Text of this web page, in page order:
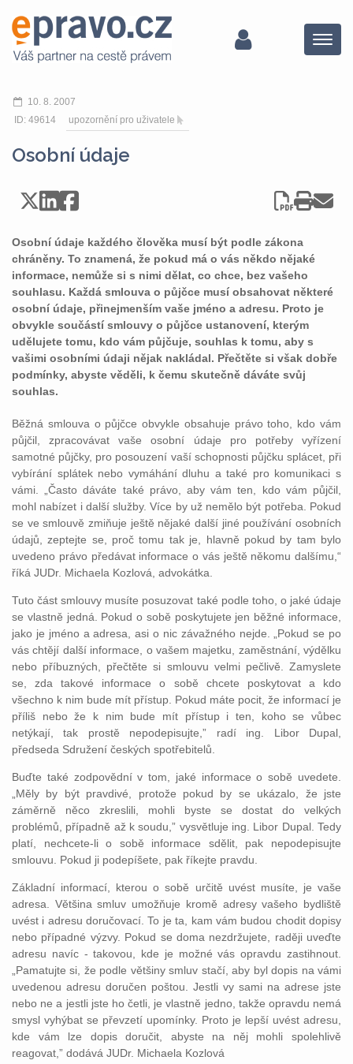
Menu
10. 8. 2007
ID: 49614
upozornění pro uživatele
Osobní údaje
Osobní údaje každého člověka musí být podle zákona
chráněny. To znamená, že pokud má o vás někdo nějaké
informace, nemůže si s nimi dělat, co chce, bez vašeho
souhlasu. Každá smlouva o půjčce musí obsahovat některé
osobní údaje, přinejmenším vaše jméno a adresu. Proto je
obvykle součástí smlouvy o půjčce ustanovení, kterým
udělujete tomu, kdo vám půjčuje, souhlas k tomu, aby s
vašimi osobními údaji nějak nakládal. Přečtěte si však dobře
podmínky, abyste věděli, k čemu skutečně dáváte svůj
souhlas.
Běžná smlouva o půjčce obvykle obsahuje právo toho, kdo vám
půjčil, zpracovávat vaše osobní údaje pro potřeby vyřízení
samotné půjčky, pro posouzení vaší schopnosti půjčku splácet, při
vybírání splátek nebo vymáhání dluhu a také pro komunikaci s
vámi. „Často dáváte také právo, aby vám ten, kdo vám půjčil,
mohl nabízet i další služby. Více by už nemělo být potřeba. Pokud
se ve smlouvě zmiňuje ještě nějaké další jiné používání osobních
údajů, zeptejte se, proč tomu tak je, hlavně pokud by tam bylo
uvedeno právo předávat informace o vás ještě někomu dalšímu,“
říká JUDr. Michaela Kozlová, advokátka.
Tuto část smlouvy musíte posuzovat také podle toho, o jaké údaje
se vlastně jedná. Pokud o sobě poskytujete jen běžné informace,
jako je jméno a adresa, asi o nic závažného nejde. „Pokud se po
vás chtějí další informace, o vašem majetku, zaměstnání, výdělku
nebo příbuzných, přečtěte si smlouvu velmi pečlivě. Zamyslete
se, zda takové informace o sobě chcete poskytovat a kdo
všechno k nim bude mít přístup. Pokud máte pocit, že informací je
příliš nebo že k nim bude mít přístup i ten, koho se vůbec
netýkají, tak prostě nepodepisujte,” radí ing. Libor Dupal,
předseda Sdružení českých spotřebitelů.
Buďte také zodpovědní v tom, jaké informace o sobě uvedete.
„Měly by být pravdivé, protože pokud by se ukázalo, že jste
záměrně něco zkreslili, mohli byste se dostat do velkých
problémů, případně až k soudu,” vysvětluje ing. Libor Dupal. Tedy
platí, nechcete-li o sobě informace sdělit, pak nepodepisujte
smlouvu. Pokud ji podepíšete, pak říkejte pravdu.
Základní informací, kterou o sobě určitě uvést musíte, je vaše
adresa. Většina smluv umožňuje kromě adresy vašeho bydliště
uvést i adresu doručovací. To je ta, kam vám budou chodit dopisy
nebo případné výzvy. Pokud se doma nezdržujete, raději uveďte
adresu navíc - takovou, kde je možné vás opravdu zastihnout.
„Pamatujte si, že podle většiny smluv stačí, aby byl dopis na vámi
uvedenou adresu doručen poštou. Jestli vy sami na adrese jste
nebo ne a jestli jste ho četli, je vlastně jedno, takže opravdu nemá
smysl vyhýbat se převzetí upomínky. Proto je lepší uvést adresu,
kde vám lze dopis doručit, abyste na něj mohli spolehlivě
reagovat,” dodává JUDr. Michaela Kozlová